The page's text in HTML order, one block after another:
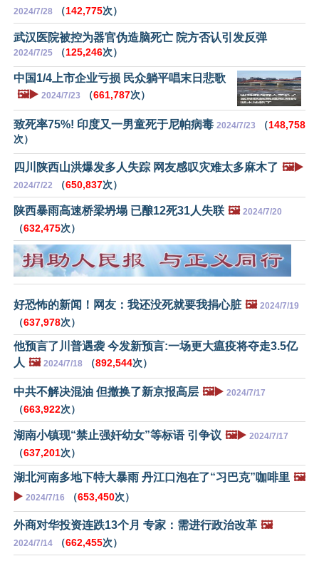
2024/7/28 （142,775次）
武汉医院被控为器官伪造脑死亡 院方否认引发反弹
2024/7/25 （125,246次）
中国1/4上市企业亏损 民众躺平唱末日悲歌
🖼️▶️ 2024/7/23 （661,787次）
致死率75%! 印度又一男童死于尼帕病毒 2024/7/23 （148,758
次）
四川陕西山洪爆发多人失踪 网友感叹灾难太多麻木了 🖼️▶️
2024/7/22 （650,837次）
陕西暴雨高速桥梁坍塌 已酿12死31人失联 🖼️ 2024/7/20
（632,475次）
好恐怖的新闻！网友：我还没死就要我捐心脏 🖼️ 2024/7/19
（637,978次）
他预言了川普遇袭 今发新预言:一场更大瘟疫将夺走3.5亿
人 🖼️ 2024/7/18 （892,544次）
中共不解决混油 但撤换了新京报高层 🖼️▶️ 2024/7/17
（663,922次）
湖南小镇现“禁止强奸幼女”等标语 引争议 🖼️▶️ 2024/7/17
（637,201次）
湖北河南多地下特大暴雨 丹江口泡在了“习巴克”咖啡里 🖼️
▶️ 2024/7/16 （653,450次）
外商对华投资连跌13个月 专家：需进行政治改革 🖼️
2024/7/14 （662,455次）